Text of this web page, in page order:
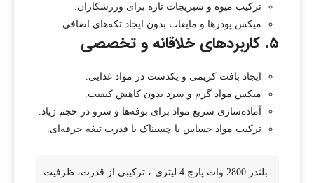
ترکیب میوه و سبزیجات تازه برای ورزشکاران.
میکس پودرها و مایعات بدون ایجاد تکه‌های اضافی.
۵. کاربردهای خلاقانه و تخصصی
ایجاد بافت کریمی و یکدست در مواد غذایی.
میکس مواد گرم و سرد بدون کاهش کیفیت.
آماده‌سازی سریع مواد برای بوفه‌ها و سرو در حجم زیاد.
ترکیب مواد حساس یا چسبناک با قدرت تیغه حرفه‌ای.
بلندر 2800 وات پارچ 4 لیتری ، ترکیبی از قدرت، ظرفیت